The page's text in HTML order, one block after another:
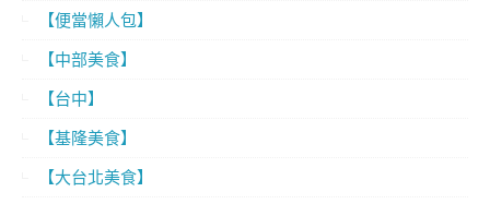
【便當懶人包】
【中部美食】
【台中】
【基隆美食】
【大台北美食】